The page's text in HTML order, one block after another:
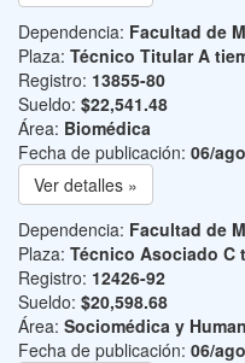
Dependencia: Facultad de
Plaza: Técnico Titular A
Registro: 13855-80
Sueldo: $22,541.48
Área: Biomédica
Fecha de publicación: 06/
Ver detalles »
Dependencia: Facultad de
Plaza: Técnico Asociado C
Registro: 12426-92
Sueldo: $20,598.68
Área: Sociomédica y
Fecha de publicación: 06/